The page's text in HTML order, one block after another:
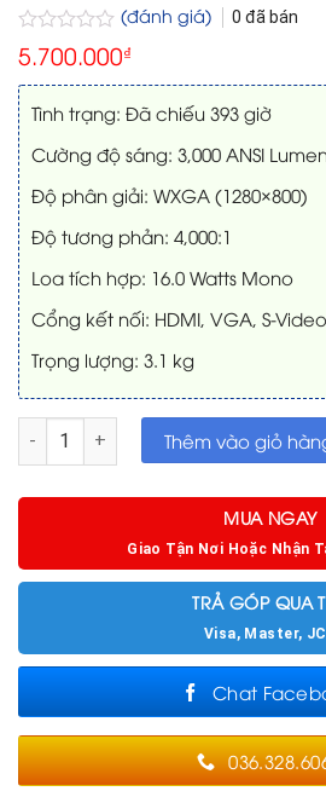
Được
xếp
hạng
0
5
sao
(đánh giá) 0 đã bán
5.700.000₫
Tình trạng: Đã chiếu 393 giờ
Cường độ sáng: 3,000 ANSI
Độ phân giải: WXGA (1280×800)
Độ tương phản: 4,000:1
Loa tích hợp: 16.0 Watts Mono
Cổng kết nối: HDMI, VGA, S-
Trọng lượng: 3.1 kg
Máy chiếu cũ Hitachi CP-
Thêm vào giỏ
MUA NGAY
Giao Tận Nơi Hoặc Nhận
TRẢ GÓP QUA
Visa, Master,
Chat